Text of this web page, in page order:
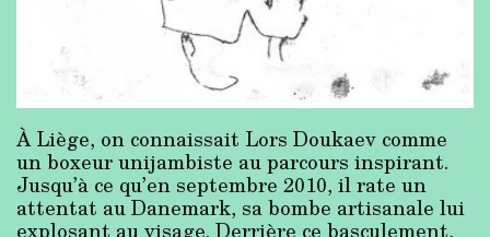
À Liège, on connaissait Lors Doukaev comme
un boxeur unijambiste au parcours inspirant.
Jusqu’à ce qu’en septembre 2010, il rate un
attentat au Danemark, sa bombe artisanale lui
explosant au visage. Derrière ce basculement,